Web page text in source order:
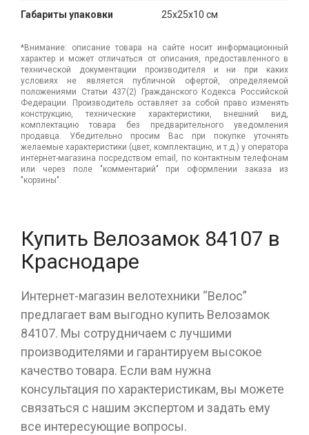
Габариты упаковки 25x25x10 см
*Внимание: описание товара на сайте носит информационный
характер и может отличаться от описания, предоставленного в
технической документации производителя и ни при каких
условиях не является публичной офертой, определяемой
положениями Статьи 437(2) Гражданского Кодекса Российской
Федерации. Производитель оставляет за собой право изменять
конструкцию, технические характеристики, внешний вид,
комплектацию товара без предварительного уведомления
продавца. Убедительно просим Вас при покупке уточнять
желаемые характеристики (цвет, комплектацию, и т.д.) у оператора
интернет-магазина посредством email, по контактным телефонам
или через поле "комментарий" при оформлении заказа из
"корзины".
Купить Велозамок 84107 в
Краснодаре
Интернет-магазин велотехники “Велос”
предлагает вам выгодно купить Велозамок
84107. Мы сотрудничаем с лучшими
производителями и гарантируем высокое
качество товара. Если вам нужна
консультация по характеристикам, вы можете
связаться с нашим экспертом и задать ему
все интересующие вопросы.